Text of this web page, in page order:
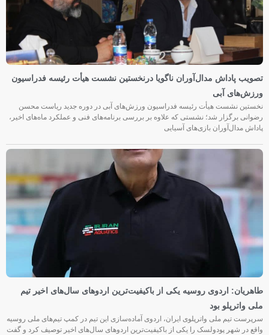
تصویب پاداش مدال‌آوران ناگویا درنخستین نشست هیأت رئیسه فدراسیون
ورزش‌های آبی
نخستین نشست هیأت رئیسه فدراسیون ورزش‌های آبی در دوره جدید ریاست محسن
رضوانی برگزار شد؛ نشستی که علاوه بر بررسی برنامه‌های فنی و عملکرد ماه‌های اخیر،
پاداش مدال‌آوران بازی‌های آسیایی
طاهریان: اردوی روسیه یکی از باکیفیت‌ترین اردوهای سال‌های اخیر تیم
ملی واترپلو بود
سرپرست تیم ملی واترپلوی ایران، اردوی آماده‌سازی این تیم در کمپ تیم‌های ملی روسیه
واقع در شهر پودولسک را یکی از باکیفیت‌ترین اردوهای سال‌های اخیر توصیف کرد و گفت